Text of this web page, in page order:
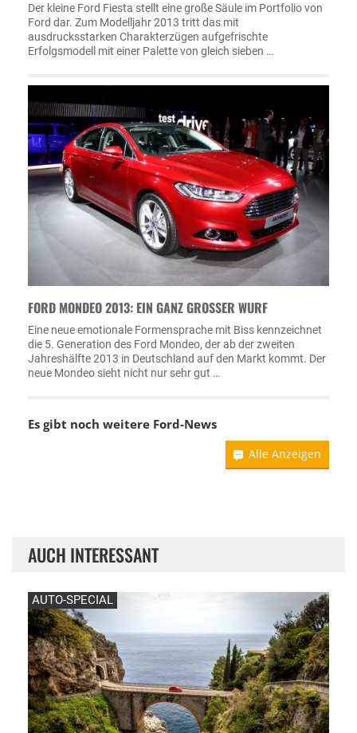
Der kleine Ford Fiesta stellt eine große Säule im Portfolio von
Ford dar. Zum Modelljahr 2013 tritt das mit
ausdrucksstarken Charakterzügen aufgefrischte
Erfolgsmodell mit einer Palette von gleich sieben …
FORD MONDEO 2013: EIN GANZ GROSSER WURF
Eine neue emotionale Formensprache mit Biss kennzeichnet
die 5. Generation des Ford Mondeo, der ab der zweiten
Jahreshälfte 2013 in Deutschland auf den Markt kommt. Der
neue Mondeo sieht nicht nur sehr gut …
Es gibt noch weitere Ford-News
Alle Anzeigen
AUCH INTERESSANT
AUTO-SPECIAL